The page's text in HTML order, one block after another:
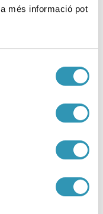
més informació pot